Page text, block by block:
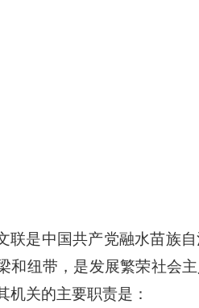
联是中国共产党融水苗族
和纽带，是发展繁荣社会
机关的主要职责是：